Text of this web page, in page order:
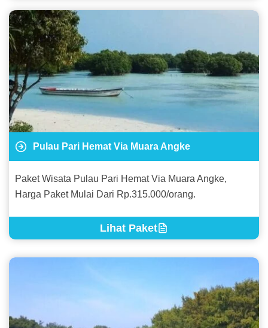
Pulau Pari Hemat Via Muara Angke
Paket Wisata Pulau Pari Hemat Via Muara Angke,
Harga Paket Mulai Dari Rp.315.000/orang.
Lihat Paket